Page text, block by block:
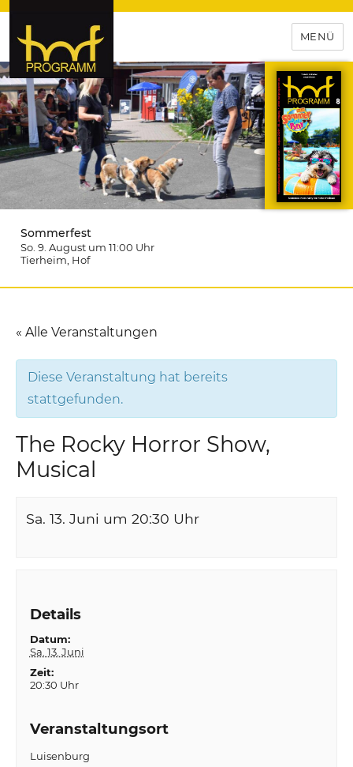
hof-programm – das
Veranstaltungsportal für
Hochfranken
MENÜ
Sommerfest
So. 9. August um 11:00 Uhr
Tierheim , Hof
« Alle Veranstaltungen
Diese Veranstaltung hat bereits
stattgefunden.
The Rocky Horror Show,
Musical
Sa. 13. Juni um 20:30 Uhr
Details
Datum:
Sa. 13. Juni
Zeit:
20:30 Uhr
Veranstaltungsort
Luisenburg